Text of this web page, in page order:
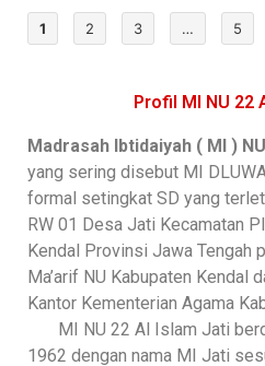
1 2 3 … 5
Profil MI NU 22
Madrasah Ibtidaiyah ( MI )
yang sering disebut MI
formal setingkat SD yang
RW 01 Desa Jati Kecamatan
Kendal Provinsi Jawa Tengah
Ma’arif NU Kabupaten Kendal
Kantor Kementerian Agama
MI NU 22 Al Islam Jati
1962 dengan nama MI Jati